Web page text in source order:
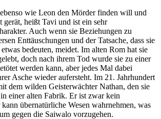
wie Leon den Mörder finden will und
gerät, heißt Tavi und ist ein sehr
Auch wenn sie Beziehungen zu
Enttäuschungen und der Tatsache, dass sie
bedeuten, meidet. Im alten Rom hat sie
doch nach ihrem Tod wurde sie zu einer
werden kann, aber jedes Mal dabei
Asche wieder aufersteht. Im 21. Jahrhundert
dem wilden Geisterwächter Nathan, den sie
einer alten Fabrik. Er ist zwar kein
kann übernatürliche Wesen wahrnehmen, was
gegen die Saiwalo vorzugehen.